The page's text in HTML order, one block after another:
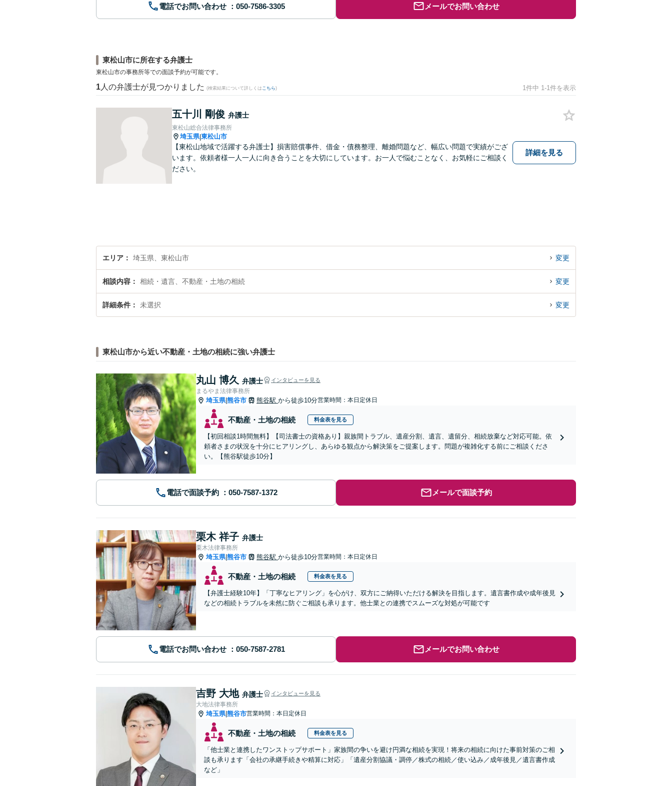
電話でお問い合わせ メールでお問い合わせ
東松山市に所在する弁護士
東松山市の事務所等での面談予約が可能です。
1 人の弁護士が見つかりました (検索結果について詳しくは こちら) 1件中 1-1件を表示
五十川 剛俊 弁護士
東松山総合法律事務所
埼玉県|東松山市
【東松山地域で活躍する弁護士】損害賠償事件、借金・債務整理、離婚問題など、幅広い問題で実績がござ
います。依頼者様一人一人に向き合うことを大切にしています。お一人で悩むことなく、お気軽にご相談く
ださい。
詳細を見る
エリア 埼玉県、東松山市 変更
相談内容 相続・遺言、不動産・土地の相続 変更
詳細条件 未選択 変更
東松山市から近い不動産・土地の相続に強い弁護士
丸山 博久 弁護士 インタビューを見る
まるやま法律事務所
埼玉県|熊谷市 熊谷駅 から徒歩10分営業時間：本日定休日
不動産・土地の相続 料金表を見る
【初回相談1時間無料】【司法書士の資格あり】親族間トラブル、遺産分割、遺言、遺留分、相続放棄など対応可能。依
頼者さまの状況を十分にヒアリングし、あらゆる観点から解決策をご提案します。問題が複雑化する前にご相談くださ
い。【熊谷駅徒歩10分】
電話で面談予約 メールで面談予約
栗木 祥子 弁護士
栗木法律事務所
埼玉県|熊谷市 熊谷駅 から徒歩10分営業時間：本日定休日
不動産・土地の相続 料金表を見る
【弁護士経験10年】「丁寧なヒアリング」を心がけ、双方にご納得いただける解決を目指します。遺言書作成や成年後見
などの相続トラブルを未然に防ぐご相談も承ります。他士業との連携でスムーズな対処が可能です
電話でお問い合わせ メールでお問い合わせ
吉野 大地 弁護士 インタビューを見る
大地法律事務所
埼玉県|熊谷市営業時間：本日定休日
不動産・土地の相続 料金表を見る
「他士業と連携したワンストップサポート」家族間の争いを避け円満な相続を実現！将来の相続に向けた事前対策のご相
談も承ります「会社の承継手続きや精算に対応」「遺産分割協議・調停／株式の相続／使い込み／成年後見／遺言書作成
など」